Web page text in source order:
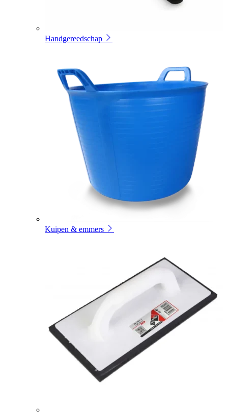
Handgereedschap
Kuipen & emmers